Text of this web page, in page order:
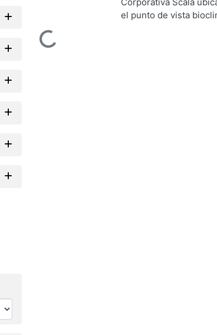
Loading...
el punto de vista